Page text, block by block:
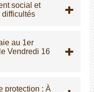
social et
difficultés
au 1er
Vendredi 16
protection : À